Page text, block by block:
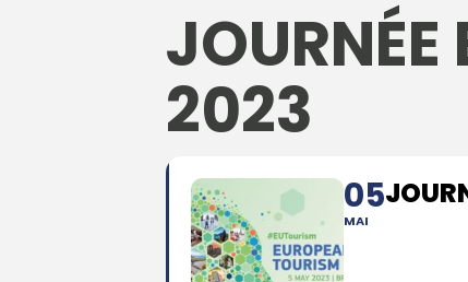
JUILLET 24, 2026
JOURNÉE
2023
05
MAI